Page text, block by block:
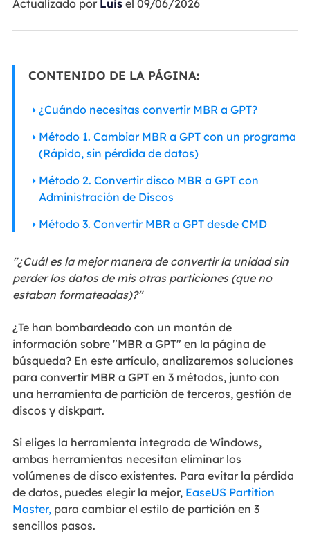
Actualizado por Luisel 09/06/2026
CONTENIDO DE LA PÁGINA:
¿Cuándo necesitas convertir MBR a GPT?
Método 1. Cambiar MBR a GPT con un programa
(Rápido, sin pérdida de datos)
Método 2. Convertir disco MBR a GPT con
Administración de Discos
Método 3. Convertir MBR a GPT desde CMD
"¿Cuál es la mejor manera de convertir la unidad sin
perder los datos de mis otras particiones (que no
estaban formateadas)?"
¿Te han bombardeado con un montón de
información sobre "MBR a GPT" en la página de
búsqueda? En este artículo, analizaremos soluciones
para convertir MBR a GPT en 3 métodos, junto con
una herramienta de partición de terceros, gestión de
discos y diskpart.
Si eliges la herramienta integrada de Windows,
ambas herramientas necesitan eliminar los
volúmenes de disco existentes. Para evitar la pérdida
de datos, puedes elegir la mejor, EaseUS Partition
Master,para cambiar el estilo de partición en 3
sencillos pasos.